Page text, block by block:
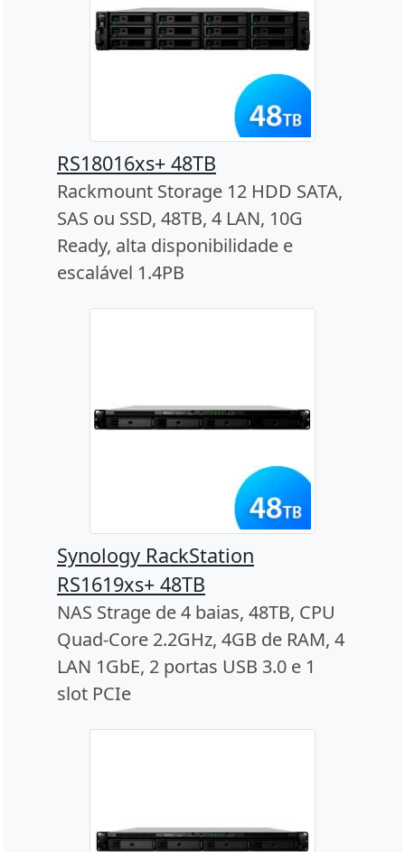
RS18016xs+ 48TB
Rackmount Storage 12 HDD SATA,
SAS ou SSD, 48TB, 4 LAN, 10G
Ready, alta disponibilidade e
escalável 1.4PB
Synology RackStation
RS1619xs+ 48TB
NAS Strage de 4 baias, 48TB, CPU
Quad-Core 2.2GHz, 4GB de RAM, 4
LAN 1GbE, 2 portas USB 3.0 e 1
slot PCIe